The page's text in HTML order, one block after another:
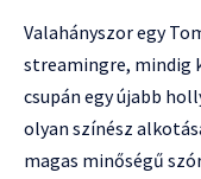
Valahányszor egy
streamingre, mindig
csupán egy újabb
olyan színész
magas minőségű